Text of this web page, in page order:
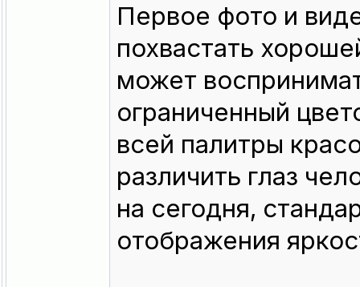
Первое фото и
похвастать
может
ограниченный
всей палитры
различить глаз
на сегодня,
отображения